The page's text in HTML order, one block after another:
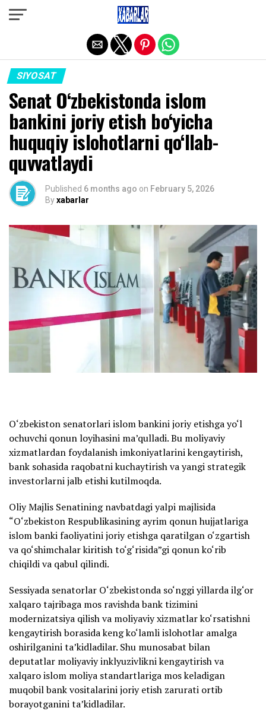
SIYOSAT
Senat O‘zbekistonda islom
bankini joriy etish bo‘yicha
huquqiy islohotlarni qo‘llab-
quvvatlaydi
Published 6 months ago on February 5, 2026
Byxabarlar
O‘zbekiston senatorlari islom bankini joriy etishga yo‘l
ochuvchi qonun loyihasini ma’qulladi. Bu moliyaviy
xizmatlardan foydalanish imkoniyatlarini kengaytirish,
bank sohasida raqobatni kuchaytirish va yangi strategik
investorlarni jalb etishi kutilmoqda.
Oliy Majlis Senatining navbatdagi yalpi majlisida
“O‘zbekiston Respublikasining ayrim qonun hujjatlariga
islom banki faoliyatini joriy etishga qaratilgan o‘zgartish
va qo‘shimchalar kiritish to‘g‘risida”gi qonun ko‘rib
chiqildi va qabul qilindi.
Sessiyada senatorlar O‘zbekistonda so‘nggi yillarda ilg‘or
xalqaro tajribaga mos ravishda bank tizimini
modernizatsiya qilish va moliyaviy xizmatlar ko‘rsatishni
kengaytirish borasida keng ko‘lamli islohotlar amalga
oshirilganini ta’kidladilar. Shu munosabat bilan
deputatlar moliyaviy inklyuzivlikni kengaytirish va
xalqaro islom moliya standartlariga mos keladigan
muqobil bank vositalarini joriy etish zarurati ortib
borayotganini ta’kidladilar.
Exit mobile version